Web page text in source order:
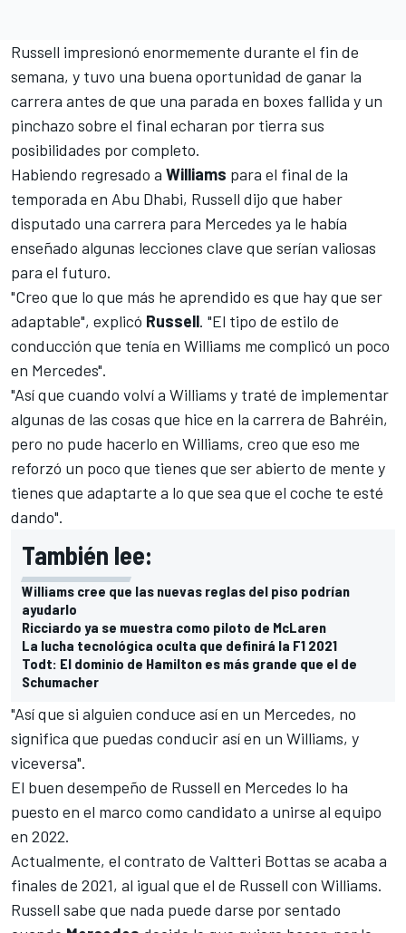
Russell impresionó enormemente durante el fin de
semana, y tuvo una buena oportunidad de ganar la
carrera antes de que una parada en boxes fallida y un
pinchazo sobre el final echaran por tierra sus
posibilidades por completo.
Habiendo regresado a Williams para el final de la
temporada en Abu Dhabi, Russell dijo que haber
disputado una carrera para Mercedes ya le había
enseñado algunas lecciones clave que serían valiosas
para el futuro.
"Creo que lo que más he aprendido es que hay que ser
adaptable", explicó Russell. "El tipo de estilo de
conducción que tenía en Williams me complicó un poco
en Mercedes".
"Así que cuando volví a Williams y traté de implementar
algunas de las cosas que hice en la carrera de Bahréin,
pero no pude hacerlo en Williams, creo que eso me
reforzó un poco que tienes que ser abierto de mente y
tienes que adaptarte a lo que sea que el coche te esté
dando".
También lee:
Williams cree que las nuevas reglas del piso podrían
ayudarlo
Ricciardo ya se muestra como piloto de McLaren
La lucha tecnológica oculta que definirá la F1 2021
Todt: El dominio de Hamilton es más grande que el de
Schumacher
"Así que si alguien conduce así en un Mercedes, no
significa que puedas conducir así en un Williams, y
viceversa".
El buen desempeño de Russell en Mercedes lo ha
puesto en el marco como candidato a unirse al equipo
en 2022.
Actualmente, el contrato de Valtteri Bottas se acaba a
finales de 2021, al igual que el de Russell con Williams.
Russell sabe que nada puede darse por sentado